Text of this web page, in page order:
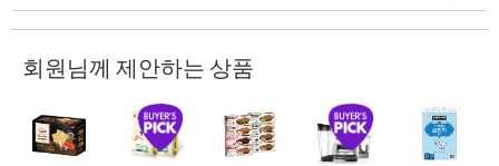
회원님께 제안하는 상품